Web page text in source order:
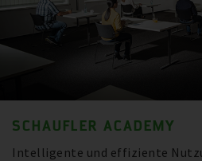
SCHAUFLER ACADEMY
Intelligente und effiziente